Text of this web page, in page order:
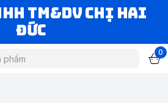
TM&DV CHỊ HAI
ĐỨC
0